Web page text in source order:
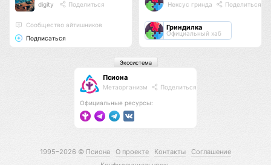
digity Поделиться
Сообщество айтишников
Подписаться
Нексус гринда Поделиться
Гриндилка
Официальный хаб
Псиона
Метаорганизм Поделиться
Официальные ресурсы:
Экосистема
1995–2026 © Псиона О проекте Контакты
Соглашение